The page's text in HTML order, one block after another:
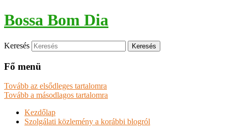
Bossa Bom Dia
Keresés
Fő menü
Tovább az elsődleges tartalomra
Tovább a másodlagos tartalomra
Kezdőlap
Szolgálati közlemény a korábbi blogról